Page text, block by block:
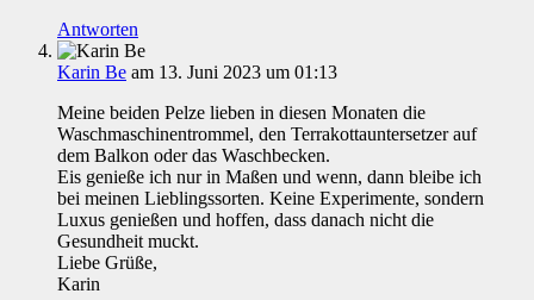
Antworten
Karin Be am 13. Juni 2023 um 01:13
Meine beiden Pelze lieben in diesen Monaten die
Waschmaschinentrommel, den Terrakottauntersetzer auf
dem Balkon oder das Waschbecken.
Eis genieße ich nur in Maßen und wenn, dann bleibe ich
bei meinen Lieblingssorten. Keine Experimente, sondern
Luxus genießen und hoffen, dass danach nicht die
Gesundheit muckt.
Liebe Grüße,
Karin